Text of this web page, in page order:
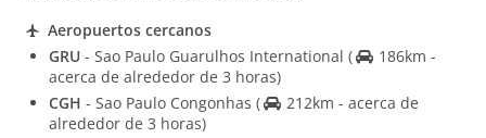
Aeropuertos cercanos
GRU - Sao Paulo Guarulhos International (
186km -
acerca de alrededor de 3 horas)
CGH - Sao Paulo Congonhas (
212km - acerca de
alrededor de 3 horas)